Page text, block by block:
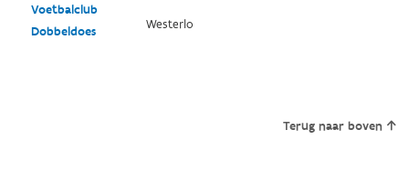
Voetbalclub
Dobbeldoes
Westerlo
Terug naar boven